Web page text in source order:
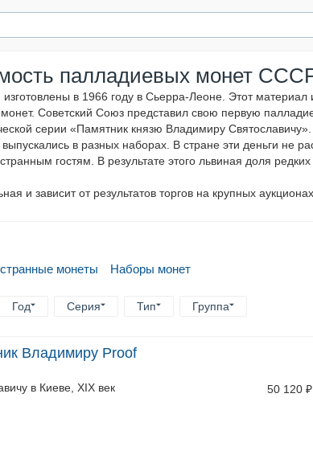
палладиевых монет
в 1966 году в Сьерра-Леоне . Этот
Советский Союз представил свою первую
серии «Памятник князю Владимиру Святославичу».
в разных наборах. В стране эти деньги не
гостям. В результате этого львиная доля
и зависит от результатов торгов на крупных аукционах.
монеты Наборы монет
Год Серия Тип Группа
Владимиру Proof
в Киеве, XIX век
50 120 ₽